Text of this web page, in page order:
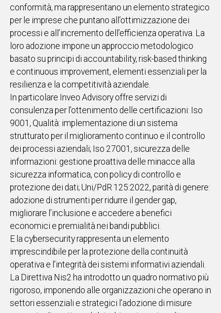
conformità, ma rappresentano un elemento strategico
per le imprese che puntano all’ottimizzazione dei
processi e all’incremento dell’efficienza operativa. La
loro adozione impone un approccio metodologico
basato su principi di accountability, risk-based thinking
e continuous improvement, elementi essenziali per la
resilienza e la competitività aziendale.
In particolare Inveo Advisory offre servizi di
consulenza per l’ottenimento delle certificazioni: Iso
9001, Qualità: implementazione di un sistema
strutturato per il miglioramento continuo e il controllo
dei processi aziendali; Iso 27001, sicurezza delle
informazioni: gestione proattiva delle minacce alla
sicurezza informatica, con policy di controllo e
protezione dei dati; Uni/PdR 125:2022, parità di genere:
adozione di strumenti per ridurre il gender gap,
migliorare l’inclusione e accedere a benefici
economici e premialità nei bandi pubblici.
E la cybersecurity rappresenta un elemento
imprescindibile per la protezione della continuità
operativa e l’integrità dei sistemi informativi aziendali.
La Direttiva Nis2 ha introdotto un quadro normativo più
rigoroso, imponendo alle organizzazioni che operano in
settori essenziali e strategici l’adozione di misure